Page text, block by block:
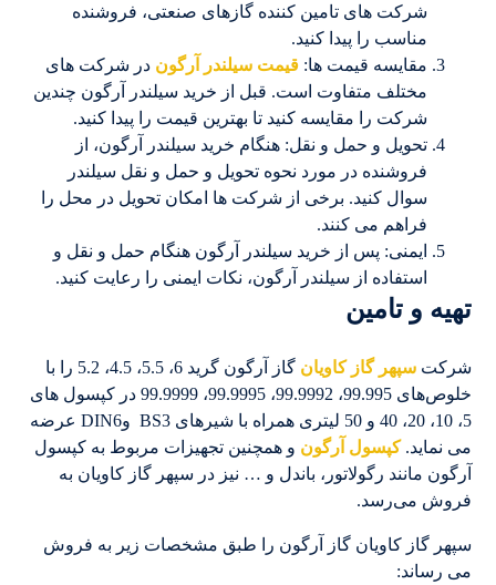
شرکت های تامین کننده گازهای صنعتی، فروشنده
مناسب را پیدا کنید.
مقایسه قیمت ها:قیمت سیلندر آرگون در شرکت های
مختلف متفاوت است. قبل از خرید سیلندر آرگون چندین
شرکت را مقایسه کنید تا بهترین قیمت را پیدا کنید.
تحویل و حمل و نقل: هنگام خرید سیلندر آرگون، از
فروشنده در مورد نحوه تحویل و حمل و نقل سیلندر
سوال کنید. برخی از شرکت ها امکان تحویل در محل را
فراهم می کنند.
ایمنی: پس از خرید سیلندر آرگون هنگام حمل و نقل و
استفاده از سیلندر آرگون، نکات ایمنی را رعایت کنید.
تهیه و تامین
شرکتسپهر گاز کاویان
گاز آرگون گرید 6، 5.5، 4.5، 5.2 را با
خلوص‌های 99.995، 99.9992، 99.9995، 99.9999 در کپسول های
5، 10، 20، 40 و 50 لیتری همراه با شیرهای BS3 وDIN6 عرضه
می نماید.کپسول آرگون و همچنین تجهیزات مربوط به کپسول
آرگون مانند رگولاتور، باندل و … نیز در سپهر گاز کاویان به
فروش می‌رسد.
سپهر گاز کاویان گاز آرگون را طبق مشخصات زیر به فروش
می رساند: